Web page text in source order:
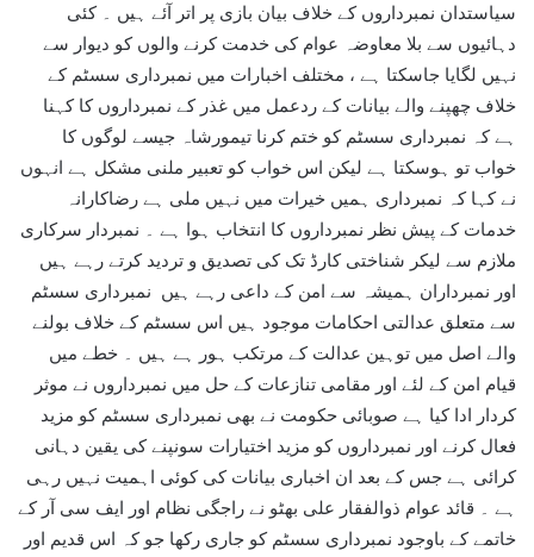
سیاستدان نمبرداروں کے خلاف بیان بازی پر اتر آئے ہیں ۔ کئی
دہائیوں سے بلا معاوضہ عوام کی خدمت کرنے والوں کو دیوار سے
نہیں لگایا جاسکتا ہے ، مختلف اخبارات میں نمبرداری سسٹم کے
خلاف چھپنے والے بیانات کے ردعمل میں غذر کے نمبرداروں کا کہنا
ہے کہ نمبرداری سسٹم کو ختم کرنا تیمورشاہ جیسے لوگوں کا
خواب تو ہوسکتا ہے لیکن اس خواب کو تعبیر ملنی مشکل ہے انہوں
نے کہا کہ نمبرداری ہمیں خیرات میں نہیں ملی ہے رضاکارانہ
خدمات کے پیش نظر نمبرداروں کا انتخاب ہوا ہے ۔ نمبردار سرکاری
ملازم سے لیکر شناختی کارڈ تک کی تصدیق و تردید کرتے رہے ہیں
اور نمبرداران ہمیشہ سے امن کے داعی رہے ہیں نمبرداری سسٹم
سے متعلق عدالتی احکامات موجود ہیں اس سسٹم کے خلاف بولنے
والے اصل میں توہین عدالت کے مرتکب ہور ہے ہیں ۔ خطے میں
قیام امن کے لئے اور مقامی تنازعات کے حل میں نمبرداروں نے موثر
کردار ادا کیا ہے صوبائی حکومت نے بھی نمبرداری سسٹم کو مزید
فعال کرنے اور نمبرداروں کو مزید اختیارات سونپنے کی یقین دہانی
کرائی ہے جس کے بعد ان اخباری بیانات کی کوئی اہمیت نہیں رہی
ہے ۔ قائد عوام ذوالفقار علی بھٹو نے راجگی نظام اور ایف سی آر کے
خاتمے کے باوجود نمبرداری سسٹم کو جاری رکھا جو کہ اس قدیم اور